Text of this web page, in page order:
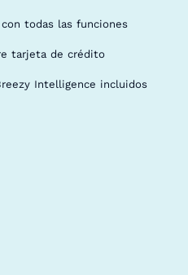
con todas las funciones
tarjeta de crédito
Intelligence incluidos